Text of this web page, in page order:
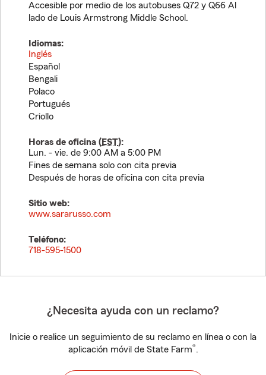
Accesible por medio de los autobuses Q72 y Q66 Al
lado de Louis Armstrong Middle School.
Idiomas:
Inglés
Español
Bengali
Polaco
Portugués
Criollo
Horas de oficina (EST):
Lun. - vie. de 9:00 AM a 5:00 PM
Fines de semana solo con cita previa
Después de horas de oficina con cita previa
Sitio web:
www.sararusso.com
Teléfono:
718-595-1500
¿Necesita ayuda con un reclamo?
Inicie o realice un seguimiento de su reclamo en línea o con la
aplicación móvil de State Farm®.